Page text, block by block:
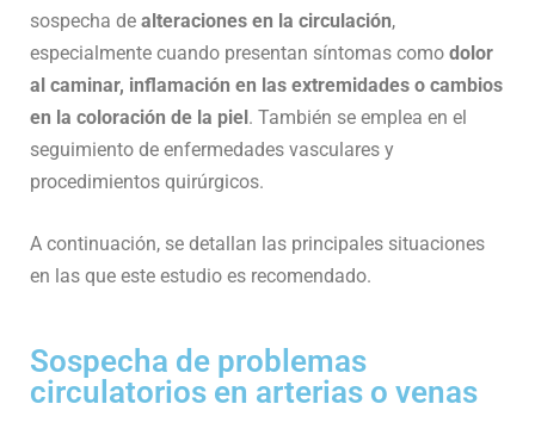
sospecha de alteraciones en la circulación,
especialmente cuando presentan síntomas como dolor
al caminar, inflamación en las extremidades o cambios
en la coloración de la piel . También se emplea en el
seguimiento de enfermedades vasculares y
procedimientos quirúrgicos.
A continuación, se detallan las principales situaciones
en las que este estudio es recomendado.
Sospecha de problemas
circulatorios en arterias o venas